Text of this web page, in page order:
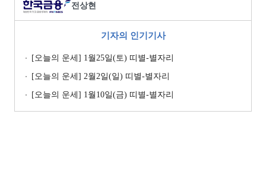
전상현
기자의 인기기사
[오늘의 운세] 1월25일(토) 띠별-별자리
[오늘의 운세] 2월2일(일) 띠별-별자리
[오늘의 운세] 1월10일(금) 띠별-별자리